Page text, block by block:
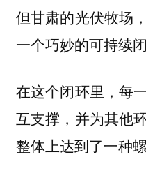
但甘肃的光伏牧场
一个巧妙的可持续闭
在这个闭环里，每
互支撑，并为其他
整体上达到了一种